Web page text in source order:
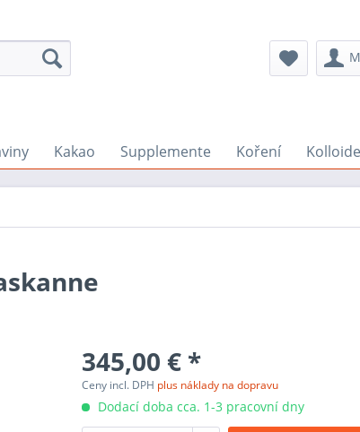
Kakao Supplemente Koření Kolloide
345,00 € *
Ceny incl. DPH plus náklady na dopravu
Dodací doba cca. 1-3 pracovní dny